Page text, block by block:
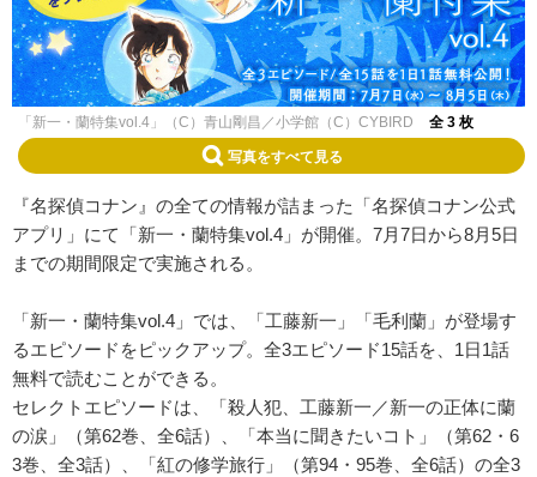
「新一・蘭特集vol.4」（C）青山剛昌／小学館（C）CYBIRD 全 3 枚
写真をすべて見る
『名探偵コナン』の全ての情報が詰まった「名探偵コナン公式
アプリ」にて「新一・蘭特集vol.4」が開催。7月7日から8月5日
までの期間限定で実施される。
「新一・蘭特集vol.4」では、「工藤新一」「毛利蘭」が登場す
るエピソードをピックアップ。全3エピソード15話を、1日1話
無料で読むことができる。
セレクトエピソードは、「殺人犯、工藤新一／新一の正体に蘭
の涙」（第62巻、全6話）、「本当に聞きたいコト」（第62・6
3巻、全3話）、「紅の修学旅行」（第94・95巻、全6話）の全3